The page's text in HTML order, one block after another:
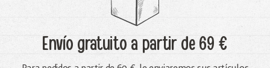
Envío gratuitoa partir de 69 €